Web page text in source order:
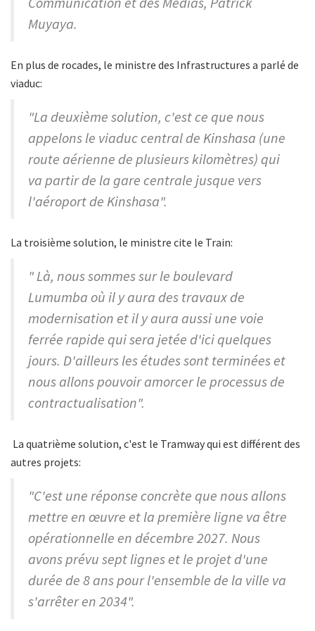
Muyaya.
En plus de rocades, le ministre des Infrastructures a parlé de
viaduc:
"La deuxième solution, c'est ce que nous
appelons le viaduc central de Kinshasa (une
route aérienne de plusieurs kilomètres) qui
va partir de la gare centrale jusque vers
l'aéroport de Kinshasa".
La troisième solution, le ministre cite le Train:
" Là, nous sommes sur le boulevard
Lumumba où il y aura des travaux de
modernisation et il y aura aussi une voie
ferrée rapide qui sera jetée d'ici quelques
jours. D'ailleurs les études sont terminées et
nous allons pouvoir amorcer le processus de
contractualisation".
La quatrième solution, c'est le Tramway qui est différent des
autres projets:
"C'est une réponse concrète que nous allons
mettre en œuvre et la première ligne va être
opérationnelle en décembre 2027. Nous
avons prévu sept lignes et le projet d'une
durée de 8 ans pour l'ensemble de la ville va
s'arrêter en 2034".